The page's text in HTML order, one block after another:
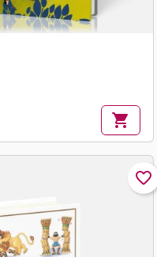
shopping_cart
favorite_border